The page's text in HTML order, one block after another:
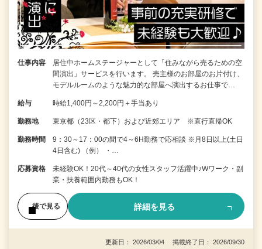
仕事内容
居住中ホームステージャーとして「住みながら売るための空
間演出」サービスを行います。 売主様のお部屋のお片付け、
モデルルームのような魅力的な部屋へ演出するお仕事で…
給与 時給1,400円～2,200円＋手当あり
勤務地 東京都（23区・都下）および近郊エリア ※直行直帰OK
勤務時間
9：30～17：00の間で4～6H勤務で応相談 ※月8日以上(土日
4日含む) （例） ・…
応募資格
未経験OK！20代～40代の女性スタッフ活躍中♪Wワーク・副
業・扶養範囲内勤務もOK！
後で見る 詳細を見る
更新日： 2026/03/04 掲載終了日： 2026/09/30